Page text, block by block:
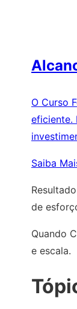
O Curso
eficiente.
Saiba
de
Quando
e escala.